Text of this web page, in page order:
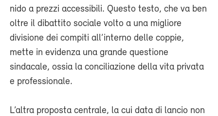
nido a prezzi accessibili. Questo testo, che va ben
oltre il dibattito sociale volto a una migliore
divisione dei compiti all’interno delle coppie,
mette in evidenza una grande questione
sindacale, ossia la conciliazione della vita privata
e professionale.
L’altra proposta centrale, la cui data di lancio non